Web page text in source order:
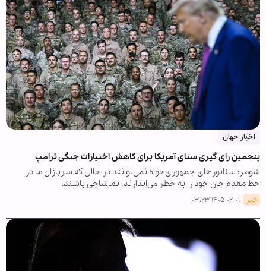
اخبار جهان
پنجمین رای گیری سنای آمریکا برای کاهش اختیارات جنگی ترامپ
شومر: سناتورهای جمهوری‌خواه نمی‌توانند در حالی که سربازان ما در
خط مقدم جان خود را به خطر می‌اندازند، تماشاچی باشند.
خبر ۱۴۰۵-۰۲-۰۱ ۰۳:۲۳